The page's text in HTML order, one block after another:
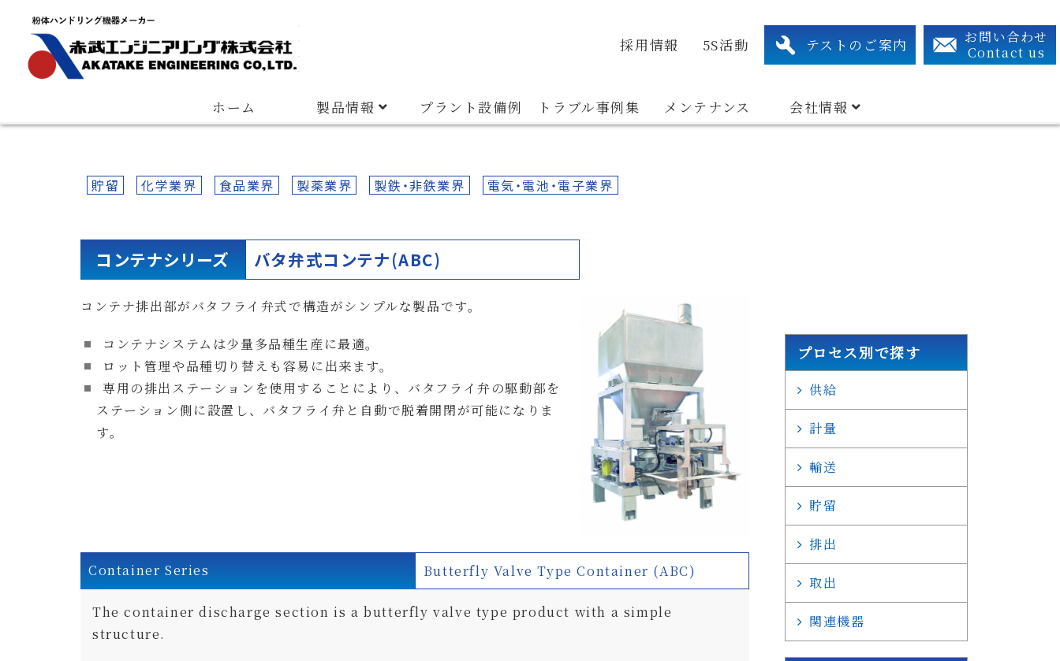
採用情報 5S活動 テストのご案内
お問い合わせ
Contact us
ホーム 製品情報 プラント設備例 トラブル事例集 メンテナンス 会社情報
会長ご挨拶 会社概要
貯留 化学業界 食品業界 製薬業界 製鉄・非鉄業界 電気・電池・電子業界
コンテナシリーズ バタ弁式コンテナ(ABC)
コンテナ排出部がバタフライ弁式で構造がシンプルな製品です。
コンテナシステムは少量多品種生産に最適。
ロット管理や品種切り替えも容易に出来ます。
専用の排出ステーションを使用することにより、バタフライ弁の駆動部を
ステーション側に設置し、バタフライ弁と自動で脱着開閉が可能になりま
す。
Container Series Butterfly Valve Type Container (ABC)
The container discharge section is a butterfly valve type product with a simple
structure.
プロセス別で探す
供給
計量
輸送
貯留
排出
取出
関連機器